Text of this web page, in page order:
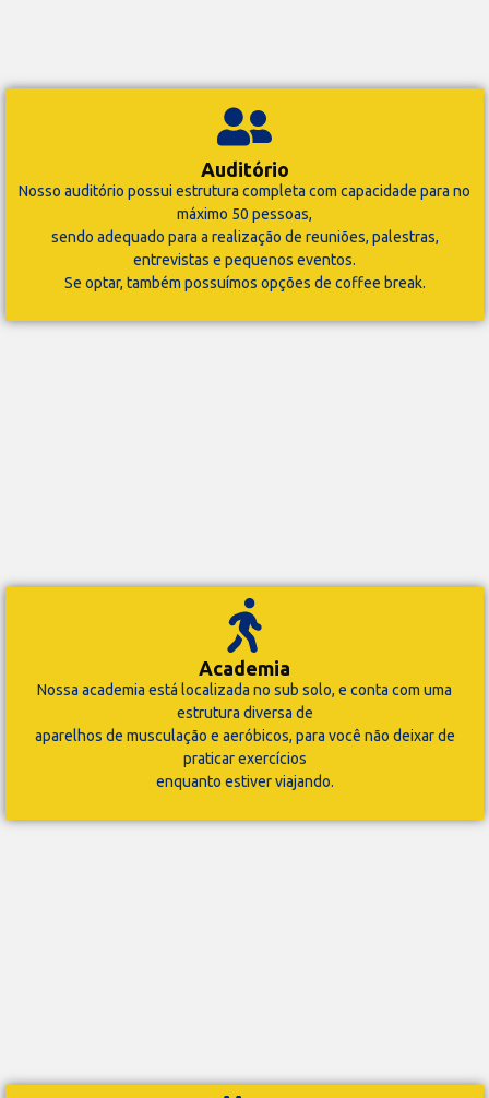
Auditório
Nosso auditório possui estrutura completa com capacidade para no
máximo 50 pessoas,
sendo adequado para a realização de reuniões, palestras,
entrevistas e pequenos eventos.
Se optar, também possuímos opções de coffee break.
Academia
Nossa academia está localizada no sub solo, e conta com uma
estrutura diversa de
aparelhos de musculação e aeróbicos, para você não deixar de
praticar exercícios
enquanto estiver viajando.